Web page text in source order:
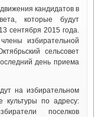
кандидатов в
которые будут
сентября 2015 года.
избирательной
сельсовет
день приема
на избирательном
культуры по адресу:
поселков